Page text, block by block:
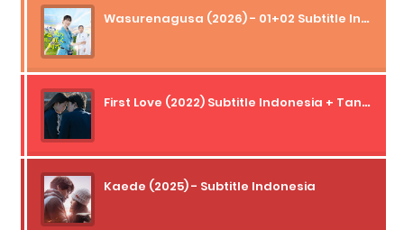
Wasurenagusa (2026) - 01+02 Subtitle Indonesia
First Love (2022) Subtitle Indonesia + Tanpa Iklan + Streaming + 1080p
Kaede (2025) - Subtitle Indonesia